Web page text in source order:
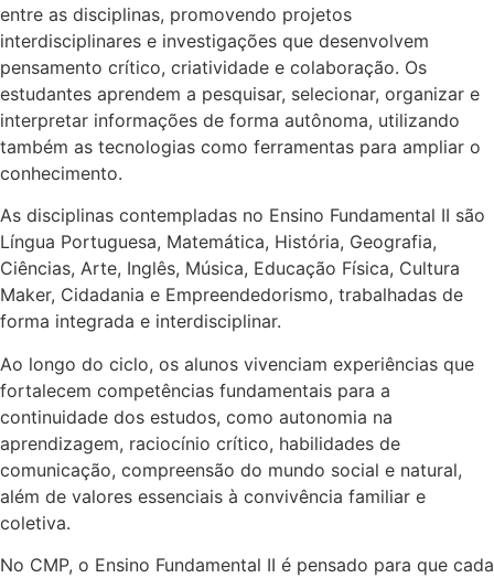
entre as disciplinas, promovendo projetos
interdisciplinares e investigações que desenvolvem
pensamento crítico, criatividade e colaboração. Os
estudantes aprendem a pesquisar, selecionar, organizar e
interpretar informações de forma autônoma, utilizando
também as tecnologias como ferramentas para ampliar o
conhecimento.
As disciplinas contempladas no Ensino Fundamental II são
Língua Portuguesa, Matemática, História, Geografia,
Ciências, Arte, Inglês, Música, Educação Física, Cultura
Maker, Cidadania e Empreendedorismo, trabalhadas de
forma integrada e interdisciplinar.
Ao longo do ciclo, os alunos vivenciam experiências que
fortalecem competências fundamentais para a
continuidade dos estudos, como autonomia na
aprendizagem, raciocínio crítico, habilidades de
comunicação, compreensão do mundo social e natural,
além de valores essenciais à convivência familiar e
coletiva.
No CMP, o Ensino Fundamental II é pensado para que cada